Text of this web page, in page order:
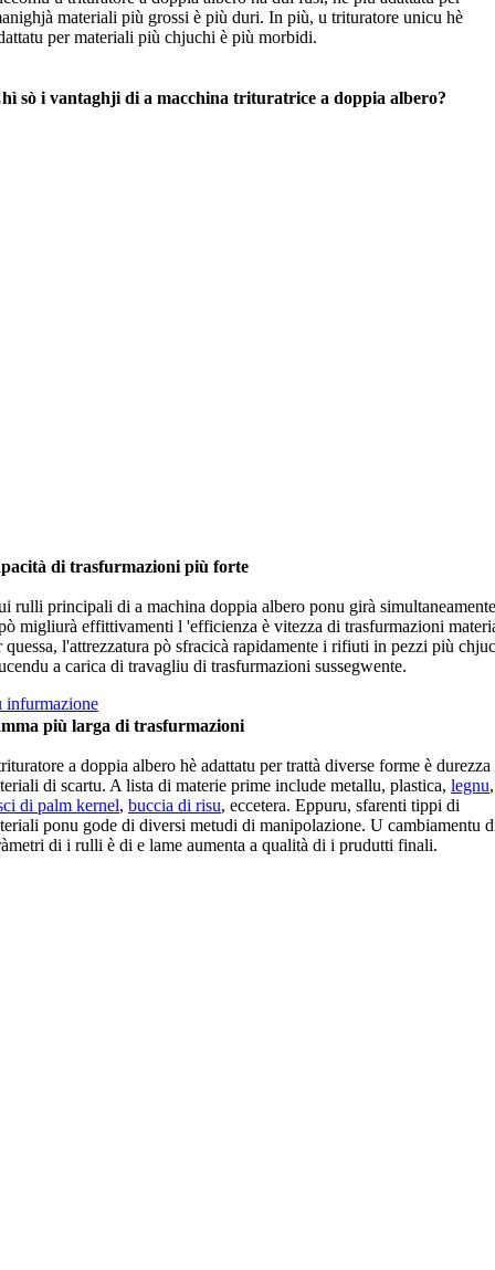
materiali più grossi è più duri. In più, u trituratore unicu hè
per materiali più chjuchi è più morbidi.
sò i vantaghji di a macchina trituratrice a doppia albero?
di trasfurmazioni più forte
rulli principali di a machina doppia albero ponu girà
migliurà effittivamenti l 'efficienza è vitezza di trasfurmazioni
quessa, l'attrezzatura pò sfracicà rapidamente i rifiuti in pezzi più
a carica di travagliu di trasfurmazioni sussegwente.
infurmazione
più larga di trasfurmazioni
a doppia albero hè adattatu per trattà diverse forme è durezza
di scartu. A lista di materie prime include metallu, plastica,legnu,
di palm kernel,buccia di risu, eccetera. Eppuru, sfarenti tippi di
ponu gode di diversi metudi di manipolazione. U cambiamentu
di i rulli è di e lame aumenta a qualità di i prudutti finali.